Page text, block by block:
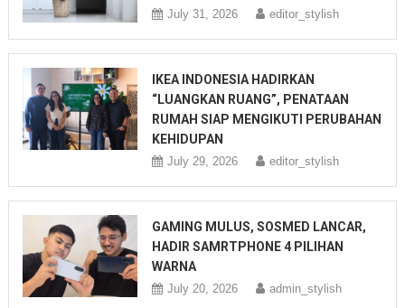
July 31, 2026 editor_stylish
IKEA INDONESIA HADIRKAN
“LUANGKAN RUANG”, PENATAAN
RUMAH SIAP MENGIKUTI PERUBAHAN
KEHIDUPAN
July 29, 2026 editor_stylish
GAMING MULUS, SOSMED LANCAR,
HADIR SAMRTPHONE 4 PILIHAN
WARNA
July 20, 2026 admin_stylish